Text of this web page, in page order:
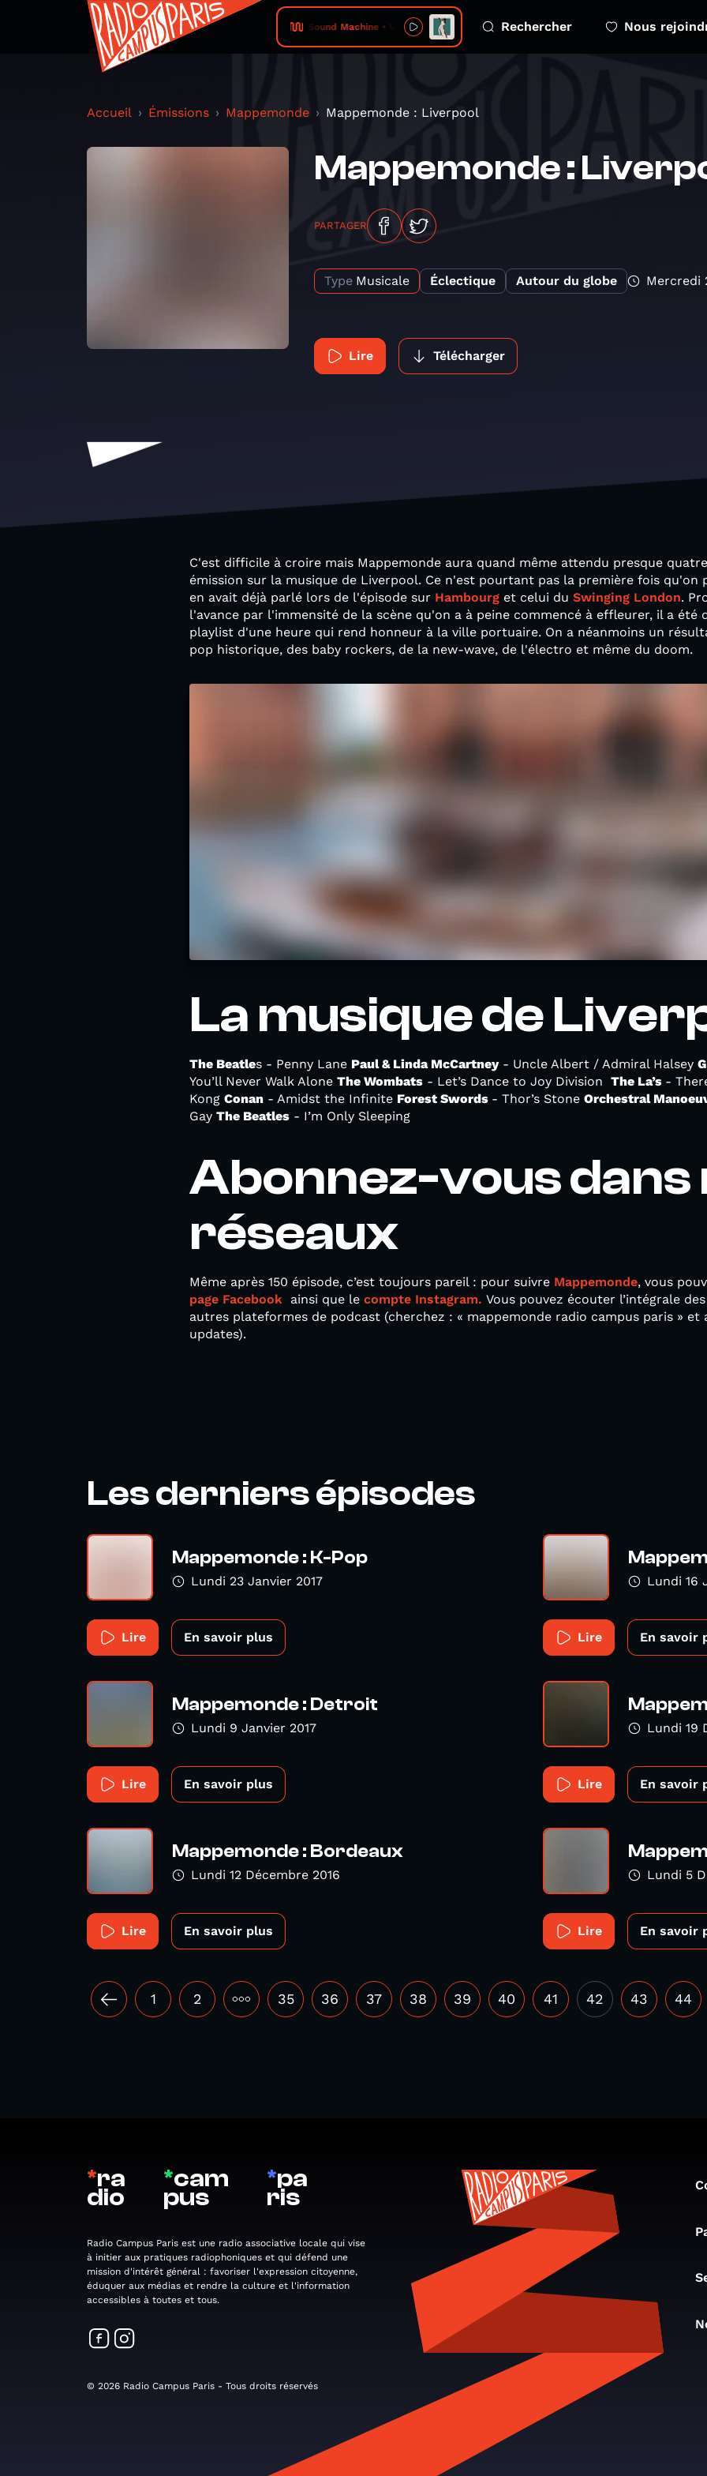
Ibibio Sound Machine • Wanna Come Down Rechercher Nous
Accueil Émissions Mappemonde Mappemonde : Liverpool
Mappemonde :
PARTAGER
Type Musicale Éclectique Autour du globe Mercredi
Lire Télécharger
C'est difficile à croire mais Mappemonde aura quand même attendu presque
émission sur la musique de Liverpool. Ce n'est pourtant pas la première fois qu'on
en avait déjà parlé lors de l'épisode sur Hambourg et celui du Swinging London.
l'avance par l'immensité de la scène qu'on a à peine commencé à effleurer, il a été
playlist d'une heure qui rend honneur à la ville portuaire. On a néanmoins un
pop historique, des baby rockers, de la new-wave, de l'électro et même du doom.
La musique de
The Beatles - Penny Lane Paul & Linda McCartney- Uncle Albert / Admiral Halsey
You’ll Never Walk Alone The Wombats - Let’s Dance to Joy Division The La’s -
Kong Conan - Amidst the Infinite Forest Swords - Thor’s Stone Orchestral
Gay The Beatles - I’m Only Sleeping
Abonnez-vous dans
réseaux
Même après 150 épisode, c’est toujours pareil : pour suivre Mappemonde, vous
page Facebook ainsi que le compte Instagram. Vous pouvez écouter l’intégrale
autres plateformes de podcast (cherchez : « mappemonde radio campus paris » et
updates).
Les derniers épisodes
Mappemonde : K-Pop
Lundi 23 Janvier 2017
Lire En savoir plus
Lundi 16
Lire En savoir
Mappemonde : Detroit
Lundi 9 Janvier 2017
Lire En savoir plus
Lundi 19
Lire En savoir
Mappemonde : Bordeaux
Lundi 12 Décembre 2016
Lire En savoir plus
Lundi 5
Lire En savoir
1 2 ••• 35 36 37 38 39 40 41 42 43 44
*ra
dio
*cam
pus
*pa
ris
Radio Campus Paris est une radio associative locale qui vise
à initier aux pratiques radiophoniques et qui défend une
mission d'intérêt général : favoriser l'expression citoyenne,
éduquer aux médias et rendre la culture et l'information
accessibles à toutes et tous.
© 2026 Radio Campus Paris - Tous droits réservés